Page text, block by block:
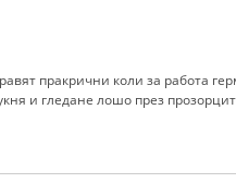
пракрични коли за работа
и гледане лошо през